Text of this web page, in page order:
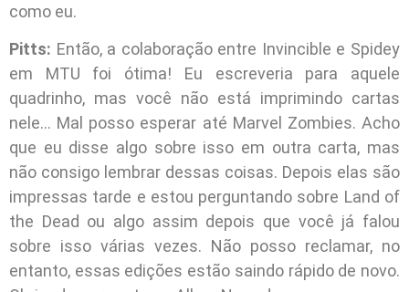
como eu.
Pitts: Então, a colaboração entre Invincible e Spidey
em MTU foi ótima! Eu escreveria para aquele
quadrinho, mas você não está imprimindo cartas
nele… Mal posso esperar até Marvel Zombies. Acho
que eu disse algo sobre isso em outra carta, mas
não consigo lembrar dessas coisas. Depois elas são
impressas tarde e estou perguntando sobre Land of
the Dead ou algo assim depois que você já falou
sobre isso várias vezes. Não posso reclamar, no
entanto, essas edições estão saindo rápido de novo.